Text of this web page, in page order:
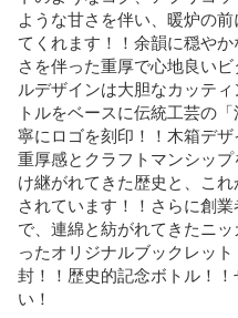
ような甘さを伴い、暖炉の
てくれます！！余韻に穏や
さを伴った重厚で心地良い
ルデザインは大胆なカッテ
トルをベースに伝統工芸の
寧にロゴを刻印！！木箱デザ
重厚感とクラフトマンシッ
け継がれてきた歴史と、こ
されています！！さらに創
で、連綿と紡がれてきたニ
ったオリジナルブックレッ
封！！歴史的記念ボトル！
い！